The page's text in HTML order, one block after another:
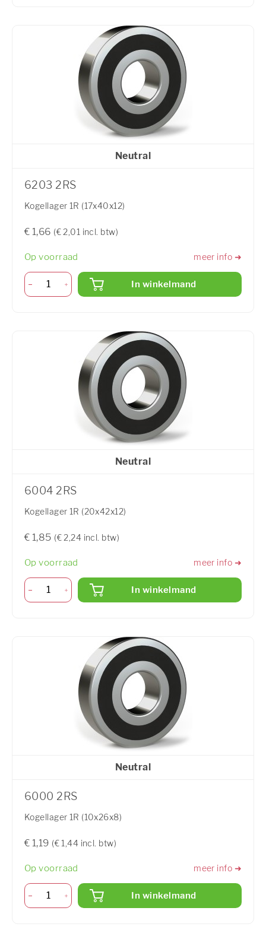
Neutral
6203 2RS
Kogellager 1R (17x40x12)
€ 1,66 (€ 2,01 incl. btw)
Op voorraad meer info ➜
In winkelmand
Neutral
6004 2RS
Kogellager 1R (20x42x12)
€ 1,85 (€ 2,24 incl. btw)
Op voorraad meer info ➜
In winkelmand
Neutral
6000 2RS
Kogellager 1R (10x26x8)
€ 1,19 (€ 1,44 incl. btw)
Op voorraad meer info ➜
In winkelmand